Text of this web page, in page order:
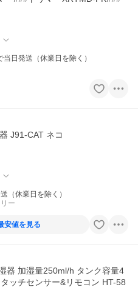
日発送（休業日を除く）
アニマル加湿器 J91-CAT ネコ
（休業日を除く）
ー
安値を見る
器 加湿量250ml/h タンク容量4
ッチセンサー&リモコン HT-58